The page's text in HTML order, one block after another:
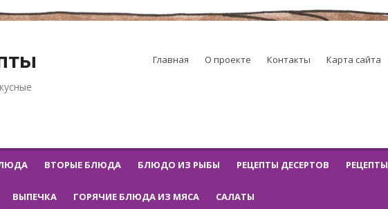
Главная О проекте Контакты Карта сайта
ВТОРЫЕ БЛЮДА БЛЮДО ИЗ РЫБЫ РЕЦЕПТЫ ДЕСЕРТОВ РЕЦЕПТЫ
ВЫПЕЧКА ГОРЯЧИЕ БЛЮДА ИЗ МЯСА САЛАТЫ